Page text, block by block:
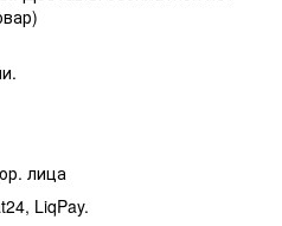
лица
LiqPay.